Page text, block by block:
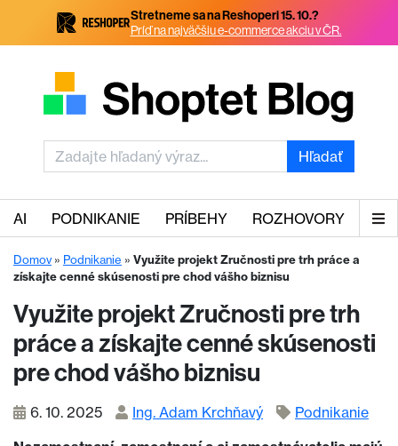
Stretneme sa na Reshoperi 15. 10.?
Príď na najväčšiu e-commerce akciu v ČR.
Hľadať
AI PODNIKANIE PRÍBEHY ROZHOVORY
Domov» Podnikanie » Využite projekt Zručnosti pre trh práce a
získajte cenné skúsenosti pre chod vášho biznisu
Využite projekt Zručnosti pre trh
práce a získajte cenné skúsenosti
pre chod vášho biznisu
6. 10. 2025 Ing. Adam Krchňavý
Podnikanie